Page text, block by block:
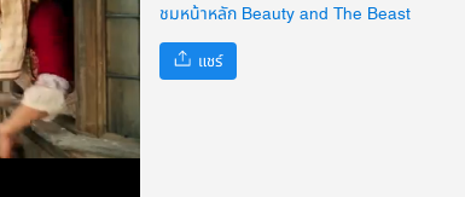
ชมหน้าหลัก Beauty and The Beast
แชร์